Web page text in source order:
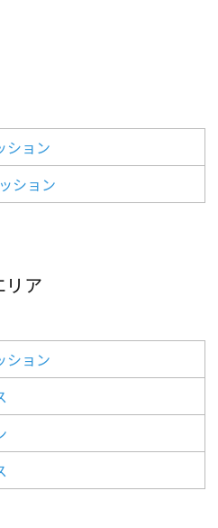
ション
ション
リア
ション